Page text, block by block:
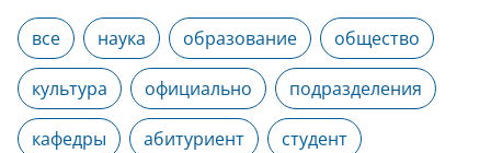
все наука образование общество
культура официально подразделения
кафедры абитуриент студент